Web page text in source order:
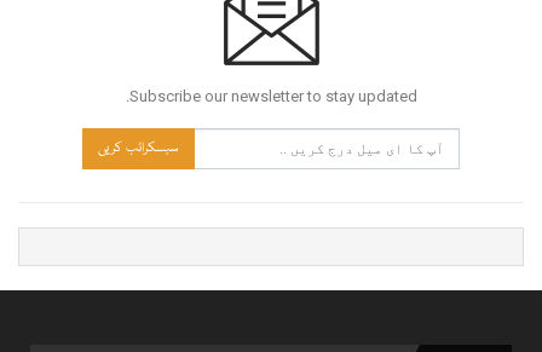
Subscribe our newsletter to stay updated.
سبسکرائب کریں